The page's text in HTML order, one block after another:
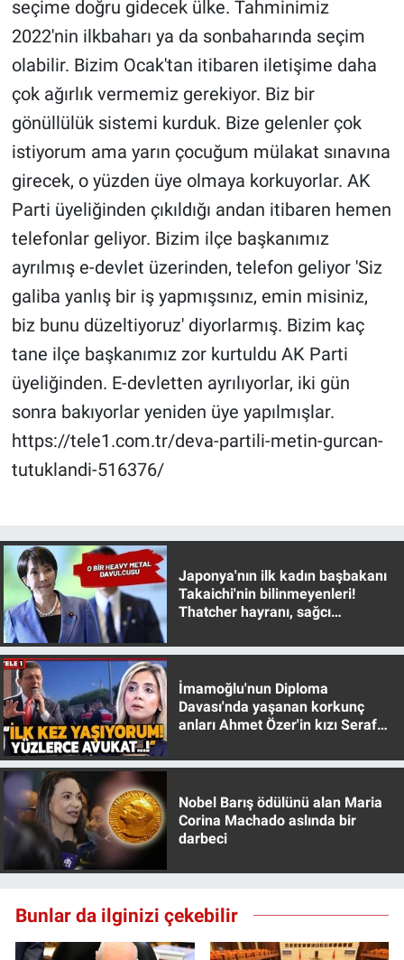
seçime doğru gidecek ülke. Tahminimiz
2022'nin ilkbaharı ya da sonbaharında seçim
olabilir. Bizim Ocak'tan itibaren iletişime daha
çok ağırlık vermemiz gerekiyor. Biz bir
gönüllülük sistemi kurduk. Bize gelenler çok
istiyorum ama yarın çocuğum mülakat sınavına
girecek, o yüzden üye olmaya korkuyorlar. AK
Parti üyeliğinden çıkıldığı andan itibaren hemen
telefonlar geliyor. Bizim ilçe başkanımız
ayrılmış e-devlet üzerinden, telefon geliyor 'Siz
galiba yanlış bir iş yapmışsınız, emin misiniz,
biz bunu düzeltiyoruz' diyorlarmış. Bizim kaç
tane ilçe başkanımız zor kurtuldu AK Parti
üyeliğinden. E-devletten ayrılıyorlar, iki gün
sonra bakıyorlar yeniden üye yapılmışlar.
https://tele1.com.tr/deva-partili-metin-gurcan-
tutuklandi-516376/
Japonya'nın ilk kadın başbakanı
Takaichi'nin bilinmeyenleri!
Thatcher hayranı, sağcı
İmamoğlu'nun Diploma
Davası'nda yaşanan korkunç
anları Ahmet Özer'in kızı Seraf
Nobel Barış ödülünü alan Maria
Corina Machado aslında bir
darbeci
Bunlar da ilginizi çekebilir